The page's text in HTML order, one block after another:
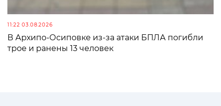
11:22 03.08.2026
В Архипо-Осиповке из-за атаки БПЛА погибли
трое и ранены 13 человек